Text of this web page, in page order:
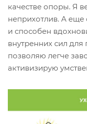
качестве опоры. Я
неприхотлив. А еще
и способен
внутренних сил
позволяю легче
активизирую